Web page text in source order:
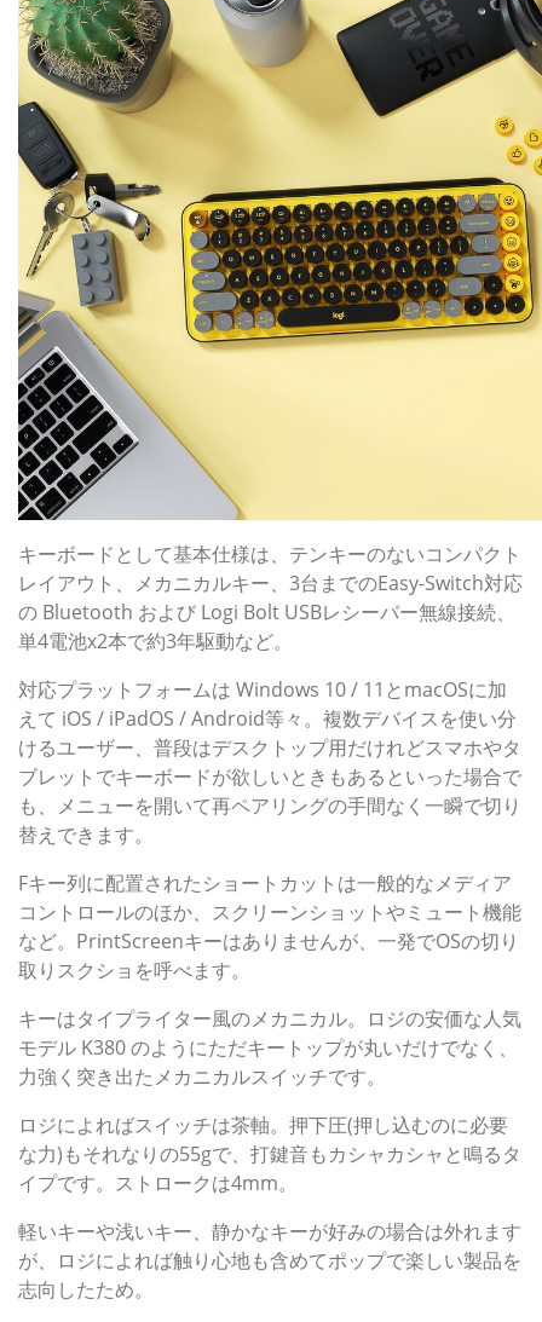
キーボードとして基本仕様は、テンキーのないコンパクト
レイアウト、メカニカルキー、3台までのEasy-Switch対応
の Bluetooth および Logi Bolt USBレシーバー無線接続、
単4電池x2本で約3年駆動など。
対応プラットフォームは Windows 10 / 11とmacOSに加
えて iOS / iPadOS / Android等々。複数デバイスを使い分
けるユーザー、普段はデスクトップ用だけれどスマホやタ
ブレットでキーボードが欲しいときもあるといった場合で
も、メニューを開いて再ペアリングの手間なく一瞬で切り
替えできます。
Fキー列に配置されたショートカットは一般的なメディア
コントロールのほか、スクリーンショットやミュート機能
など。PrintScreenキーはありませんが、一発でOSの切り
取りスクショを呼べます。
キーはタイプライター風のメカニカル。ロジの安価な人気
モデル K380 のようにただキートップが丸いだけでなく、
力強く突き出たメカニカルスイッチです。
ロジによればスイッチは茶軸。押下圧(押し込むのに必要
な力)もそれなりの55gで、打鍵音もカシャカシャと鳴るタ
イプです。ストロークは4mm。
軽いキーや浅いキー、静かなキーが好みの場合は外れます
が、ロジによれば触り心地も含めてポップで楽しい製品を
志向したため。